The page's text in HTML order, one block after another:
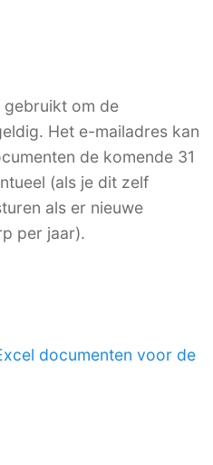
om de
Het e-mailadres kan
de komende 31
(als je dit zelf
als er nieuwe
per jaar).
documenten voor de